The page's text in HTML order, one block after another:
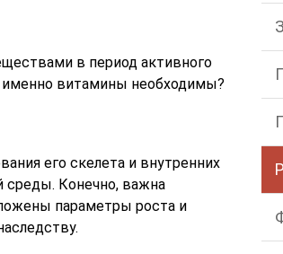
в период активного
именно витамины необходимы?
его скелета и внутренних
среды. Конечно, важна
параметры роста и